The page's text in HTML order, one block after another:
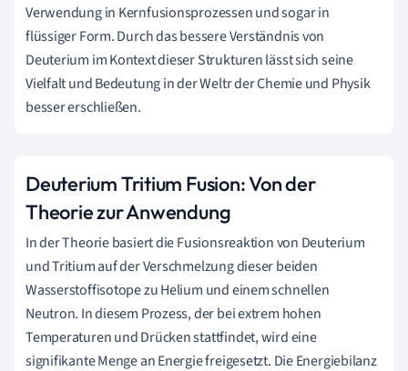
Verwendung in Kernfusionsprozessen und sogar in
flüssiger Form. Durch das bessere Verständnis von
Deuterium im Kontext dieser Strukturen lässt sich seine
Vielfalt und Bedeutung in der Weltr der Chemie und Physik
besser erschließen.
Deuterium Tritium Fusion: Von der
Theorie zur Anwendung
In der Theorie basiert die Fusionsreaktion von Deuterium
und Tritium auf der Verschmelzung dieser beiden
Wasserstoffisotope zu Helium und einem schnellen
Neutron. In diesem Prozess, der bei extrem hohen
Temperaturen und Drücken stattfindet, wird eine
signifikante Menge an Energie freigesetzt. Die Energiebilanz